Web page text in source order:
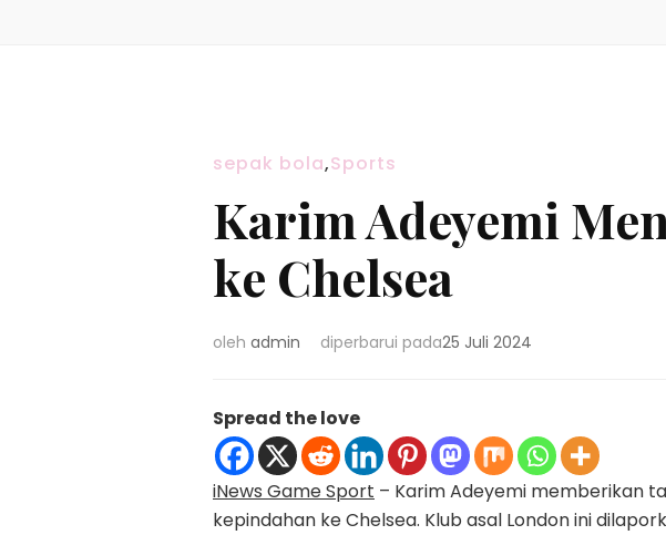
sepak bola,Sports
Karim Adeyemi
ke Chelsea
oleh admin diperbarui pada25 Juli 2024
Spread the love
iNews Game Sport – Karim Adeyemi memberikan
kepindahan ke Chelsea. Klub asal London ini